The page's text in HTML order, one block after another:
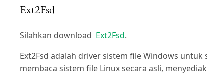
Ext2Fsd
Silahkan download Ext2Fsd.
Ext2Fsd adalah driver sistem file Windows
membaca sistem file Linux secara asli,